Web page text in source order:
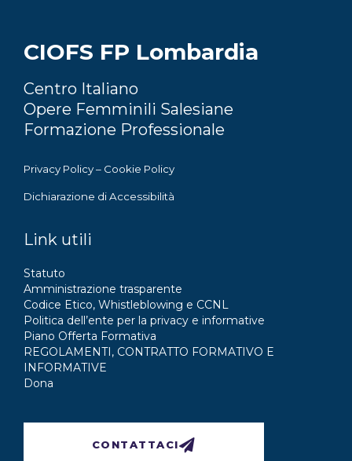
CIOFS FP Lombardia
Centro Italiano
Opere Femminili Salesiane
Formazione Professionale
Privacy Policy– Cookie Policy
Dichiarazione di Accessibilità
Link utili
Statuto
Amministrazione trasparente
Codice Etico, Whistleblowing e CCNL
Politica dell’ente per la privacy e informative
Piano Offerta Formativa
REGOLAMENTI, CONTRATTO FORMATIVO E
INFORMATIVE
Dona
CONTATTACI